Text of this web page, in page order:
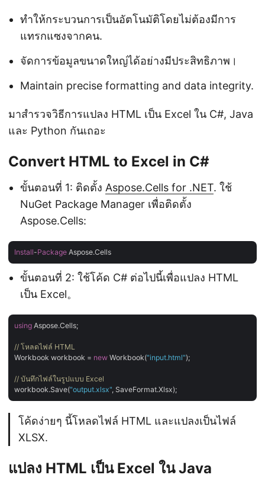
ทำให้กระบวนการเป็นอัตโนมัติโดยไม่ต้องมีการ
แทรกแซงจากคน.
จัดการข้อมูลขนาดใหญ่ได้อย่างมีประสิทธิภาพ।
Maintain precise formatting and data integrity.
มาสำรวจวิธีการแปลง HTML เป็น Excel ใน C#, Java
และ Python กันเถอะ
Convert HTML to Excel in C#
ขั้นตอนที่ 1: ติดตั้ง Aspose.Cells for .NET. ใช้
NuGet Package Manager เพื่อติดตั้ง
Aspose.Cells:
Install-Package
ขั้นตอนที่ 2: ใช้โค้ด C# ต่อไปนี้เพื่อแปลง HTML
เป็น Excel。
using Aspose.Cells;
// โหลดไฟล์ HTML
Workbook workbook = new Workbook("input.html");
// บันทึกไฟล์ในรูปแบบ Excel
workbook.Save("output.xlsx"
โค้ดง่ายๆ นี้โหลดไฟล์ HTML และแปลงเป็นไฟล์
XLSX.
แปลง HTML เป็น Excel ใน Java